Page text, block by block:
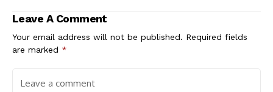
Leave A Comment
Your email address will not be published. Required fields
are marked *